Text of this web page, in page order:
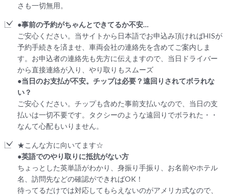
さも一切無用。
●事前の予約がちゃんとできてるか不安…
ご安心ください。当サイトから日本語でお申込み頂ければHISが
予約手続きを済ませ、車両会社の連絡先を含めてご案内しま
す。お申込者の連絡先も先方に伝えますので、当日ドライバー
から直接連絡が入り、やり取りもスムーズ
●当日のお支払が不安。チップは必要？遠回りされてボラれな
い？
ご安心ください。チップも含めた事前支払いなので、当日の支
払いは一切不要です。タクシーのような遠回りでボラれた・・
なんて心配もいりません。
★こんな方に向いてます☆
●英語でのやり取りに抵抗がない方
ちょっとした英単語がわかり、身振り手振り、お名前やホテル
名、訪問先などの確認ができればOK！
待ってるだけでは対応してもらえないのがアメリカ式なので、